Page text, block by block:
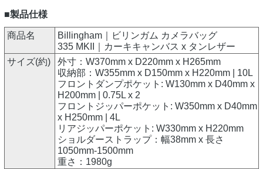
■製品仕様
商品名
Billingham｜ビリンガム カメラバッグ
335 MKII｜カーキキャンバス x タンレザー
サイズ(約)
外寸：W370mm x D220mm x H265mm
収納部：W355mm x D150mm x H220mm | 10L
フロントダンプポケット: W130mm x D40mm x
H200mm | 0.75L x 2
フロントジッパーポケット: W350mm x D40mm
x H250mm | 4L
リアジッパーポケット: W330mm x H220mm
ショルダーストラップ：幅38mm x 長さ
1050mm-1500mm
重さ：1980g